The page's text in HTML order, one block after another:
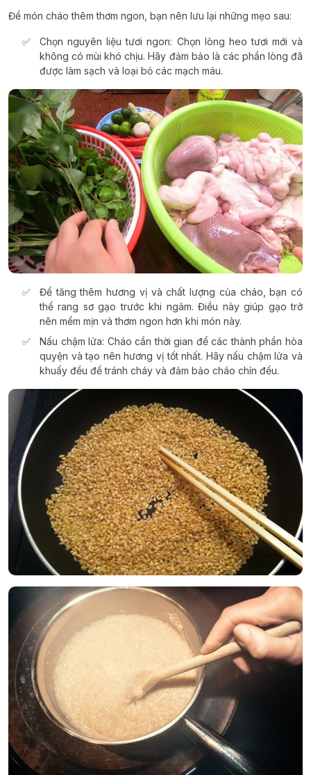
Để món cháo thêm thơm ngon, bạn nên lưu lại những mẹo sau:
Chọn nguyên liệu tươi ngon: Chọn lòng heo tươi mới và
không có mùi khó chịu. Hãy đảm bảo là các phần lòng đã
được làm sạch và loại bỏ các mạch máu.
Để tăng thêm hương vị và chất lượng của cháo, bạn có
thể rang sơ gạo trước khi ngâm. Điều này giúp gạo trở
nên mềm mịn và thơm ngon hơn khi món này.
Nấu chậm lửa: Cháo cần thời gian để các thành phần hòa
quyện và tạo nên hương vị tốt nhất. Hãy nấu chậm lửa và
khuấy đều để tránh cháy và đảm bảo cháo chín đều.